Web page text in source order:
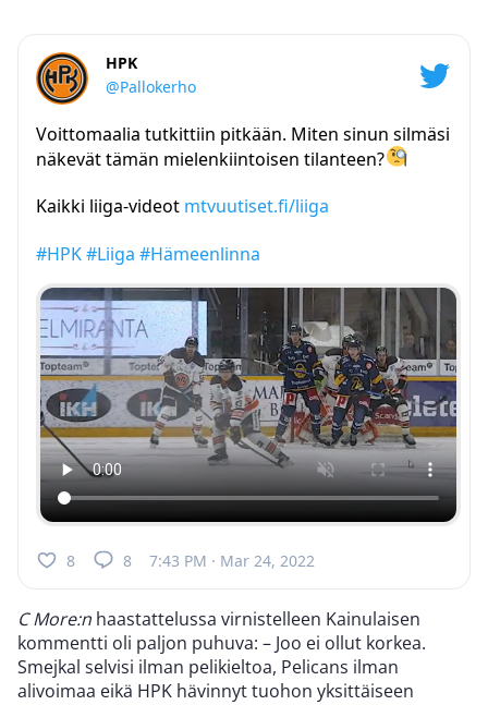
HPK
@Pallokerho
Voittomaalia tutkittiin pitkään. Miten sinun silmäsi
näkevät tämän mielenkiintoisen tilanteen?
Kaikki liiga-videot mtvuutiset.fi/liiga
#HPK#Liiga #Hämeenlinna
8 8 7:43 PM · Mar 24, 2022
C More:n haastattelussa virnistelleen Kainulaisen
kommentti oli paljon puhuva: – Joo ei ollut korkea.
Smejkal selvisi ilman pelikieltoa, Pelicans ilman
alivoimaa eikä HPK hävinnyt tuohon yksittäiseen